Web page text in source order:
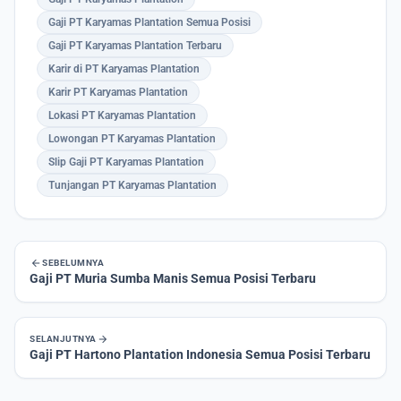
Gaji PT Karyamas Plantation Semua Posisi
Gaji PT Karyamas Plantation Terbaru
Karir di PT Karyamas Plantation
Karir PT Karyamas Plantation
Lokasi PT Karyamas Plantation
Lowongan PT Karyamas Plantation
Slip Gaji PT Karyamas Plantation
Tunjangan PT Karyamas Plantation
arrow_back SEBELUMNYA
Gaji PT Muria Sumba Manis Semua Posisi Terbaru
SELANJUTNYA arrow_forward
Gaji PT Hartono Plantation Indonesia Semua Posisi Terbaru